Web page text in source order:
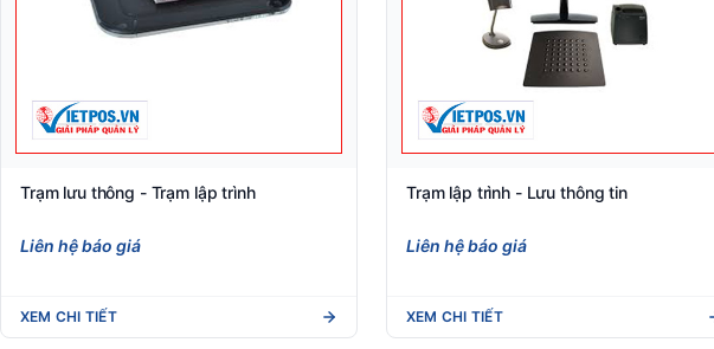
Trạm lưu thông - Trạm lập trình
Liên hệ báo giá
XEM CHI TIẾT
Trạm lập trình - Lưu thông tin
Liên hệ báo giá
XEM CHI TIẾT